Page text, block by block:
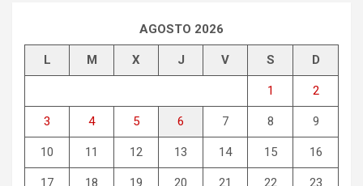
AGOSTO 2026
L M X J V S D
1 2
3 4 5 6 7 8 9
10 11 12 13 14 15 16
17 18 19 20 21 22 23